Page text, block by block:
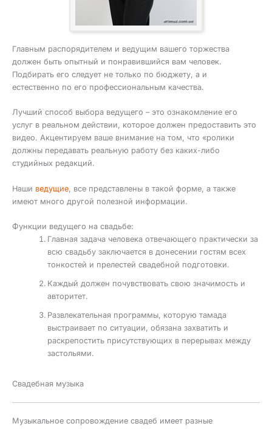
Главным распорядителем и ведущим вашего торжества
должен быть опытный и понравившийся вам человек.
Подбирать его следует не только по бюджету, а и
естественно по его профессиональным качества.
Лучший способ выбора ведущего – это ознакомление его
услуг в реальном действии, которое должен предоставить это
видео. Акцентируем ваше внимание на том, что «ролики
должны передавать реальную работу без каких-либо
студийных редакций.
Наши ведущие, все представлены в такой форме, а также
имеют много другой полезной информации.
Функции ведущего на свадьбе:
Главная задача человека отвечающего практически за
всю свадьбу заключается в донесении гостям всех
тонкостей и прелестей свадебной подготовки.
Каждый должен почувствовать свою значимость и
авторитет.
Развлекательная программы, которую тамада
выстраивает по ситуации, обязана захватить и
раскрепостить присутствующих в перерывах между
застольями.
Свадебная музыка
Музыкальное сопровождение свадеб имеет разные